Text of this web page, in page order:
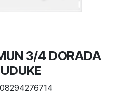
3/4 DORADA